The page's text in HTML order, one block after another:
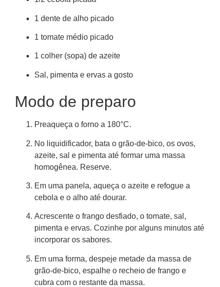
1 dente de alho picado
1 tomate médio picado
1 colher (sopa) de azeite
Sal, pimenta e ervas a gosto
Modo de preparo
Preaqueça o forno a 180°C.
No liquidificador, bata o grão-de-bico, os ovos,
azeite, sal e pimenta até formar uma massa
homogênea. Reserve.
Em uma panela, aqueça o azeite e refogue a
cebola e o alho até dourar.
Acrescente o frango desfiado, o tomate, sal,
pimenta e ervas. Cozinhe por alguns minutos até
incorporar os sabores.
Em uma forma, despeje metade da massa de
grão-de-bico, espalhe o recheio de frango e
cubra com o restante da massa.